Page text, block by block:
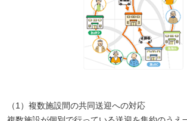
（1）複数施設間の共同送迎への対応